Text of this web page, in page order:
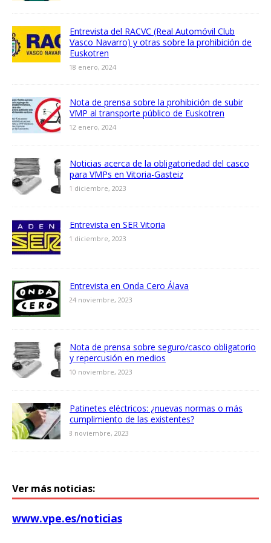
Entrevista del RACVC (Real Automóvil Club
Vasco Navarro) y otras sobre la prohibición de
Euskotren
18 enero, 2024
Nota de prensa sobre la prohibición de subir
VMP al transporte público de Euskotren
12 enero, 2024
Noticias acerca de la obligatoriedad del casco
para VMPs en Vitoria-Gasteiz
1 diciembre, 2023
Entrevista en SER Vitoria
1 diciembre, 2023
Entrevista en Onda Cero Álava
24 noviembre, 2023
Nota de prensa sobre seguro/casco obligatorio
y repercusión en medios
10 noviembre, 2023
Patinetes eléctricos: ¿nuevas normas o más
cumplimiento de las existentes?
8 noviembre, 2023
Ver más noticias:
www.vpe.es/noticias